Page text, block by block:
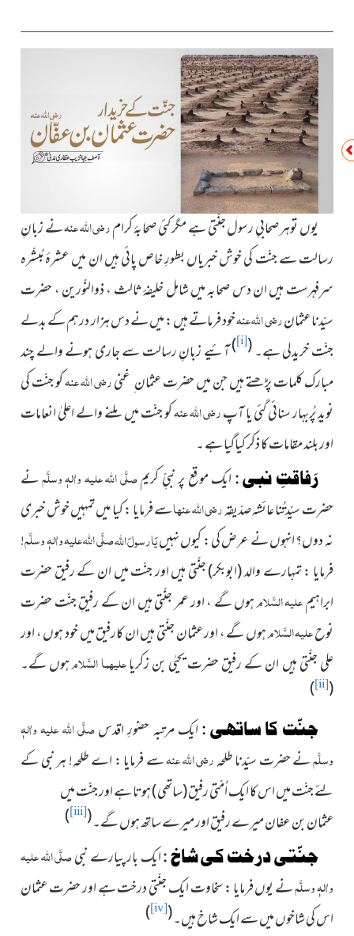
یوں توہر صحابیِ رسول جنّتی ہے مگر کئی صحابۂ کرامرضی اللہ عنہنے زبانِ
رسالت سے جنّت کی خوش خبریاں بطورِ خاص پائی ہیں ان میں عشرۂ مُبشّرہ
سرِفہرست ہیں ان دس صحابہ میں شامل خلیفۂ ثالث ، ذوالنّورین ، حضرت
سیّدنا عثمانرضی اللہ عنہخود فرماتے ہیں : میں نے دس ہزار درہم کے بدلے
جنّت خریدلی ہے۔(
[i]
)آئیے زبانِ رسالت سے جاری ہونے والے چند
مبارک کلمات پڑھتے ہیں جن میں حضرت عثمان ِ غنیرضی اللہ عنہکو جنّت کی
نویدِ پُربہار سنائی گئی یا آپرضی اللہ عنہکو جنّت میں ملنے والے اعلیٰ انعامات
اور بلند مقامات کا ذکر کیاگیا ہے ۔
رَفاقتِ نبی : ایک موقع پر نبیِّ کریمصلَّی اللہ علیہ واٰلہٖ وسلَّمنے
حضرت سیّدتُنا عائشہ صدّیقہرضی اللہ عنھاسے فرمایا : کیا میں تمہیں خوش خبری
نہ دوں؟ انہوں نے عرض کی : کیوں نہیںیَارسولَاللہصلَّی اللہ علیہ واٰلہٖ وسلَّم!
فرمایا : تمہارے والد(ابوبکر)جنّتی ہیں اور جنّت میں ان کے رفیق حضرت
ابراہیمعلیہ السَّلامہوں گے ، اور عمر جنّتی ہیں ان کے رفیقِ جنّت حضرت
نوحعلیہ السَّلامہوں گے ، اور عثمان جنّتی ہیں ان کارفیق میں خود ہوں ، اور
علی جنّتی ہیں ان کے رفیق حضرت یحیٰی بن زکریاعلیہما السَّلامہوں گے۔
(
[ii]
)
جنّت کا ساتھی :ایک مرتبہ حضورِ اقدسصلَّی اللہ علیہ واٰلہٖ
وسلَّمنے حضرت سیّدنا طلحہرضی اللہ عنہسے فرمایا : اے طلحہ! ہر نبی کے
لئے جنّت میں اس کا ایک اُمّتی رفیق(ساتھی )ہوتا ہے اور جنّت میں
عثمان بن عفان میرے رفیق اور میرے ساتھ ہوں گے۔(
[iii]
)
جنّتی درخت کی شاخ :ایک بار پیارے نبیصلَّی اللہ علیہ
واٰلہٖ وسلَّمنے یوں فرمایا : سخاوت ایک جنّتی درخت ہے اور حضرت عثمان
اس کی شاخوں میں سے ایک شاخ ہیں۔(
[iv]
)